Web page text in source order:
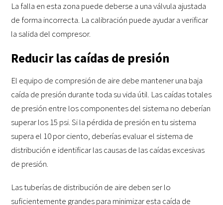
La falla en esta zona puede deberse a una válvula ajustada
de forma incorrecta. La calibración puede ayudar a verificar
la salida del compresor.
Reducir las caídas de presión
El equipo de compresión de aire debe mantener una baja
caída de presión durante toda su vida útil. Las caídas totales
de presión entre los componentes del sistema no deberían
superar los 15 psi. Si la pérdida de presión en tu sistema
supera el 10 por ciento, deberías evaluar el sistema de
distribución e identificar las causas de las caídas excesivas
de presión.
Las tuberías de distribución de aire deben ser lo
suficientemente grandes para minimizar esta caída de